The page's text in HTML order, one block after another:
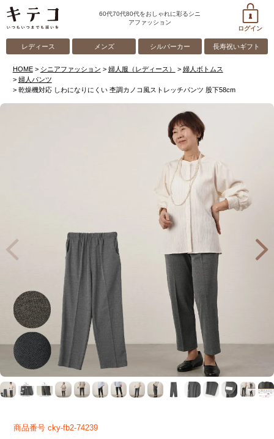
60代70代80代をおしゃれに彩るシニ
アファッション
ログイン
レディース メンズ シルバーカー 長寿祝いギフト
HOME シニアファッション 婦人服（レディース）
婦人ボトムス
婦人パンツ
乾燥機対応 しわになりにくい 杢調カノコ風ストレッチパンツ 股下58cm
商品番号 cky-fb2-74239